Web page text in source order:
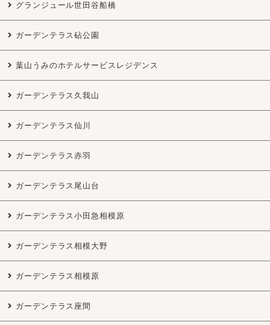
グランジュール世田谷船橋
ガーデンテラス砧公園
葉山うみのホテルサービスレジデンス
ガーデンテラス久我山
ガーデンテラス仙川
ガーデンテラス赤羽
ガーデンテラス尾山台
ガーデンテラス小田急相模原
ガーデンテラス相模大野
ガーデンテラス相模原
ガーデンテラス座間